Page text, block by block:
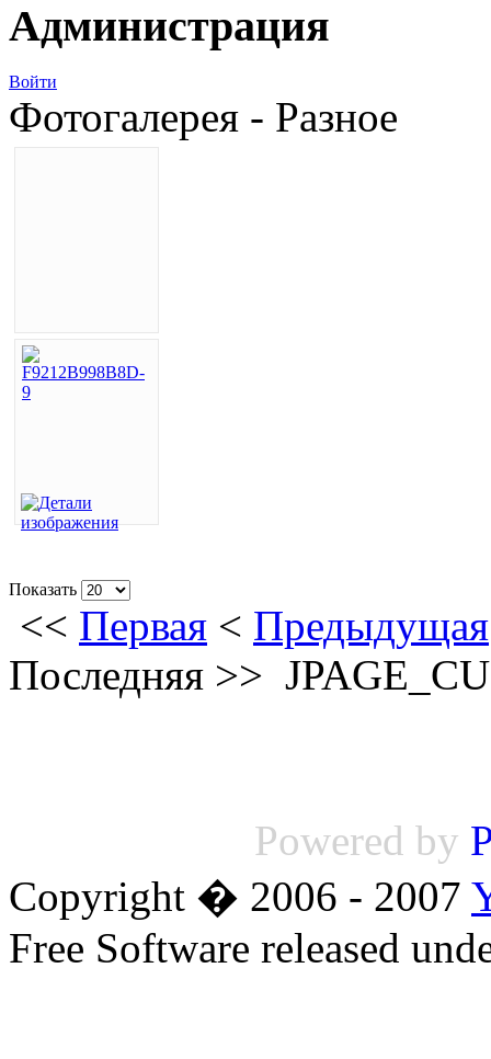
Администрация
Войти
Фотогалерея - Разное
Показать
<< Первая < Предыдущая
Последняя >>
Powered by
Copyright � 2006 - 2007
Free Software released